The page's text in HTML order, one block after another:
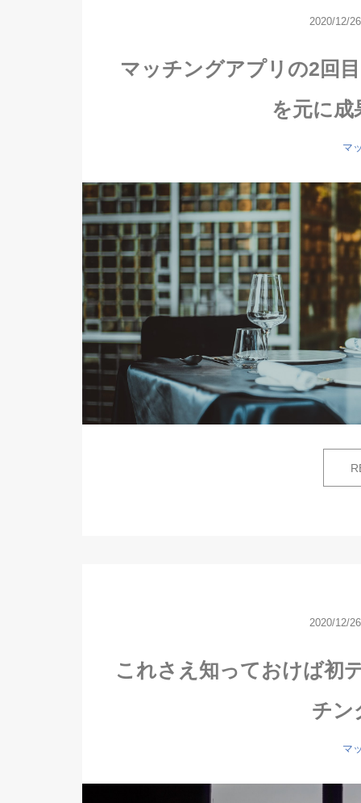
2020/12/26
マッチングアプリの2回
を元に成
マ
2020/12/26
これさえ知っておけば初
チン
マ